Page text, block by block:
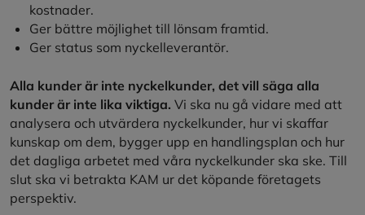
kostnader.
Ger bättre möjlighet till lönsam framtid.
Ger status som nyckelleverantör.
Alla kunder är inte nyckelkunder, det vill säga alla
kunder är inte lika viktiga. Vi ska nu gå vidare med att
analysera och utvärdera nyckelkunder, hur vi skaffar
kunskap om dem, bygger upp en handlingsplan och hur
det dagliga arbetet med våra nyckelkunder ska ske. Till
slut ska vi betrakta KAM ur det köpande företagets
perspektiv.